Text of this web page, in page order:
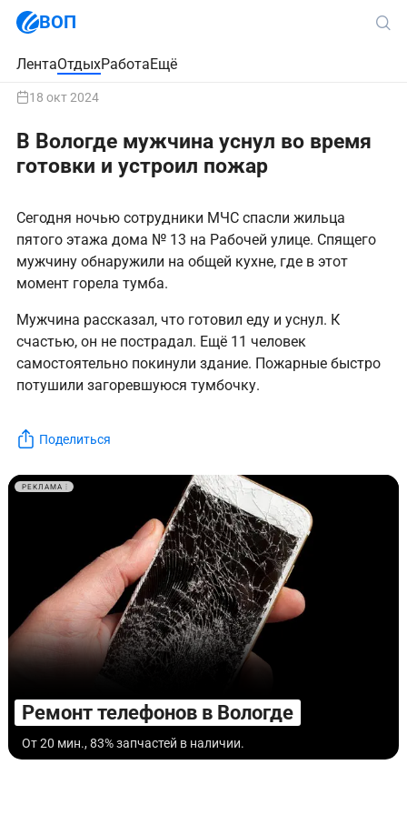
ВОП
ЛентаОтдыхРаботаЕщё
18 окт 2024
В Вологде мужчина уснул во время
готовки и устроил пожар
Сегодня ночью сотрудники МЧС спасли жильца
пятого этажа дома № 13 на Рабочей улице. Спящего
мужчину обнаружили на общей кухне, где в этот
момент горела тумба.
Мужчина рассказал, что готовил еду и уснул. К
счастью, он не пострадал. Ещё 11 человек
самостоятельно покинули здание. Пожарные быстро
потушили загоревшуюся тумбочку.
Поделиться
РЕКЛАМА
Ремонт телефонов в Вологде
От 20 мин., 83% запчастей в наличии.